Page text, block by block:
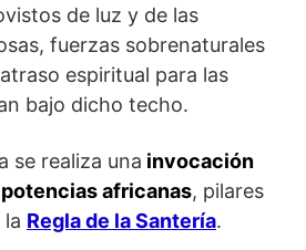
de luz y de las
fuerzas sobrenaturales
espiritual para las
bajo dicho techo.
se realiza una invocación
africanas, pilares
Regla de la Santería.